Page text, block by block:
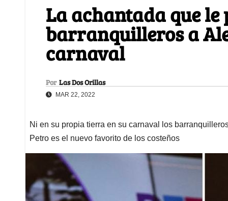
La achantada que le
barranquilleros a
carnaval
Por Las Dos Orillas
MAR 22, 2022
Ni en su propia tierra en su carnaval los
Petro es el nuevo favorito de los costeños